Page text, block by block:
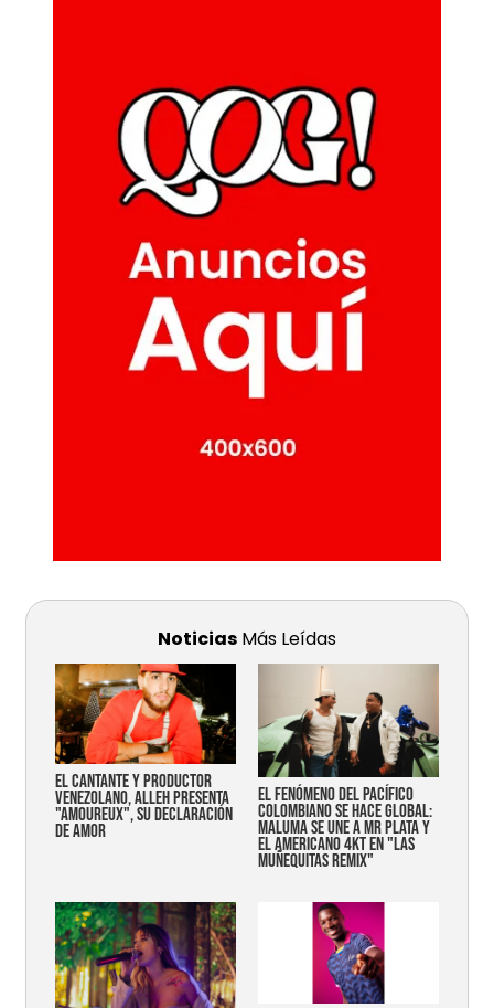
Noticias Más Leídas
EL CANTANTE Y PRODUCTOR
VENEZOLANO, ALLEH PRESENTA
"AMOUREUX", SU DECLARACIÓN
DE AMOR
EL FENÓMENO DEL PACÍFICO
COLOMBIANO SE HACE GLOBAL:
MALUMA SE UNE A MR PLATA Y
EL AMERICANO 4KT EN "LAS
MUÑEQUITAS REMIX"